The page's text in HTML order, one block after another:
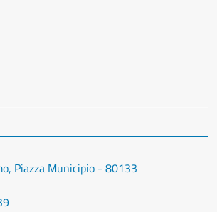
Piazza Municipio - 80133